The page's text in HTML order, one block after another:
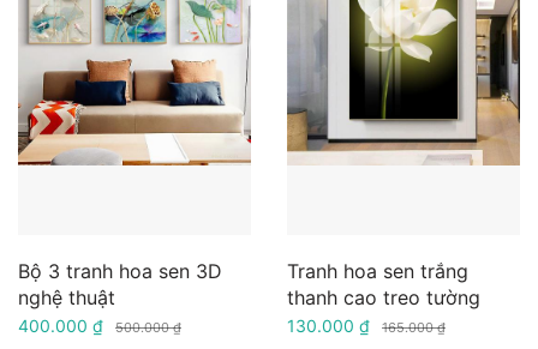
Bộ 3 tranh hoa sen 3D
nghệ thuật
400.000 ₫ 500.000 ₫
Tranh hoa sen trắng
thanh cao treo tường
130.000 ₫ 165.000 ₫